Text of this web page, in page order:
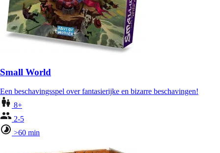
Small World
Een beschavingsspel over fantasierijke en bizarre beschavingen!
8+
2-5
>60 min